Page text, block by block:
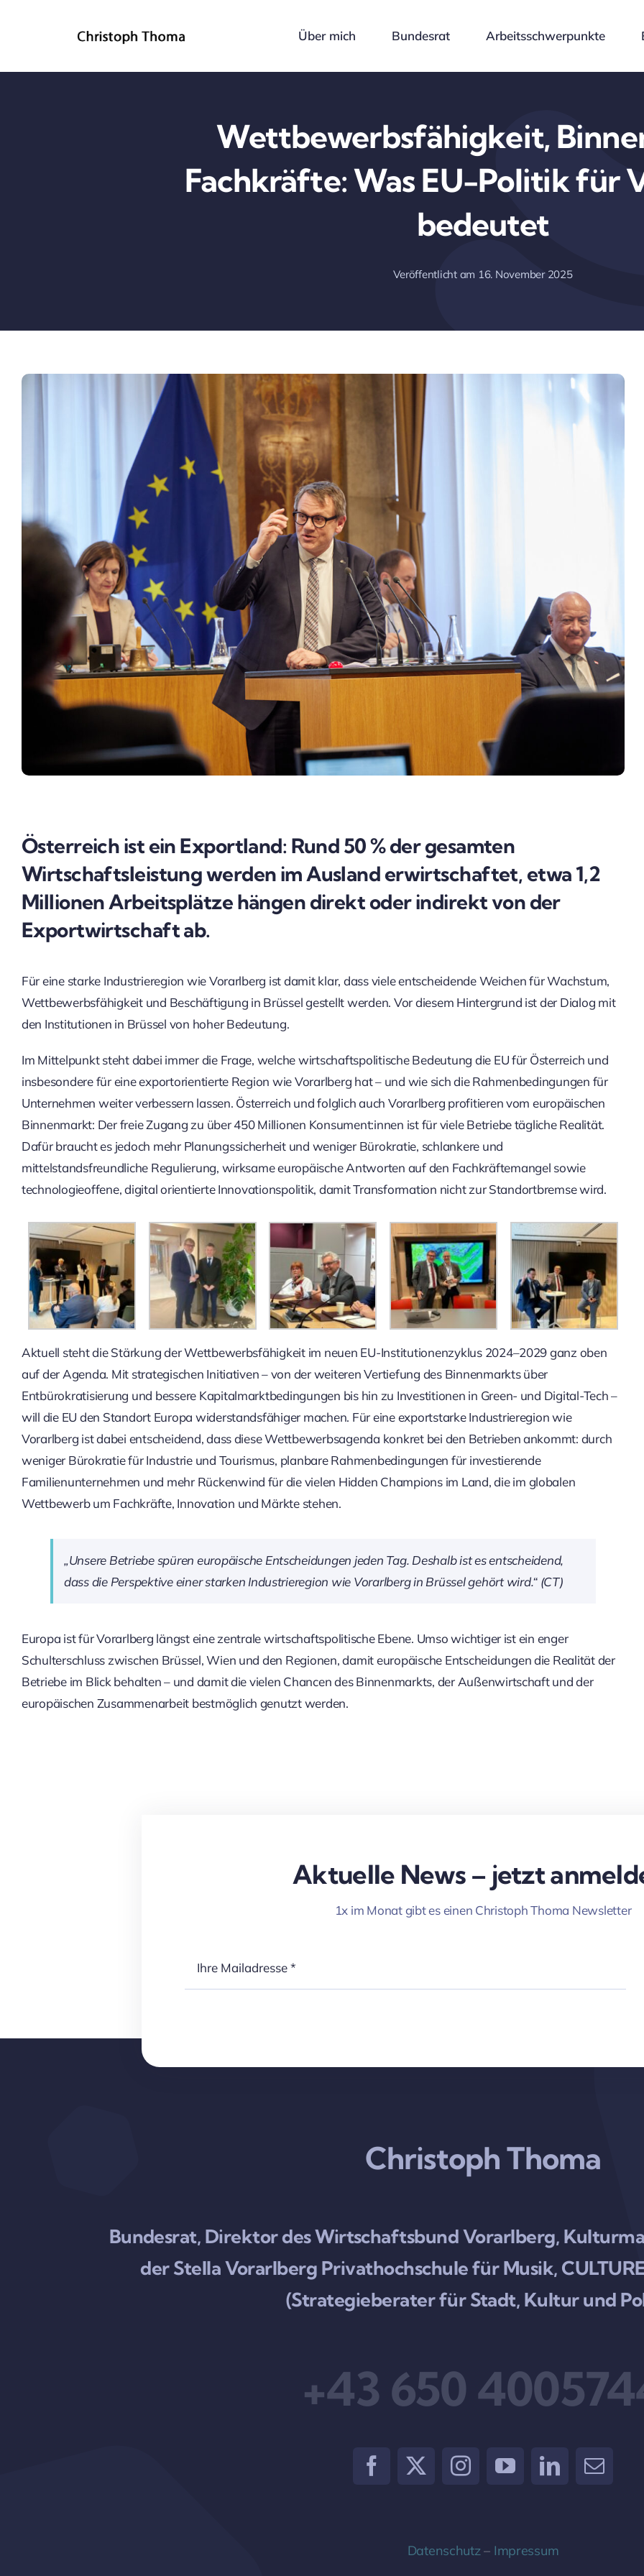
Über mich Bundesrat Arbeitsschwerpunkte
Wettbewerbsfähigkeit,
Fachkräfte: Was EU-Politik für
bedeutet
Veröffentlicht am 16. November 2025
Österreich ist ein Exportland: Rund 50 % der gesamten
Wirtschaftsleistung werden im Ausland erwirtschaftet, etwa 1,2
Millionen Arbeitsplätze hängen direkt oder indirekt von der
Exportwirtschaft ab.
Für eine starke Industrieregion wie Vorarlberg ist damit klar, dass viele entscheidende Weichen für Wachstum,
Wettbewerbsfähigkeit und Beschäftigung in Brüssel gestellt werden. Vor diesem Hintergrund ist der Dialog mit
den Institutionen in Brüssel von hoher Bedeutung.
Im Mittelpunkt steht dabei immer die Frage, welche wirtschaftspolitische Bedeutung die EU für Österreich und
insbesondere für eine exportorientierte Region wie Vorarlberg hat – und wie sich die Rahmenbedingungen für
Unternehmen weiter verbessern lassen. Österreich und folglich auch Vorarlberg profitieren vom europäischen
Binnenmarkt: Der freie Zugang zu über 450 Millionen Konsument:innen ist für viele Betriebe tägliche Realität.
Dafür braucht es jedoch mehr Planungssicherheit und weniger Bürokratie, schlankere und
mittelstandsfreundliche Regulierung, wirksame europäische Antworten auf den Fachkräftemangel sowie
technologieoffene, digital orientierte Innovationspolitik, damit Transformation nicht zur Standortbremse wird.
Aktuell steht die Stärkung der Wettbewerbsfähigkeit im neuen EU-Institutionenzyklus 2024–2029 ganz oben
auf der Agenda. Mit strategischen Initiativen – von der weiteren Vertiefung des Binnenmarkts über
Entbürokratisierung und bessere Kapitalmarktbedingungen bis hin zu Investitionen in Green- und Digital-Tech –
will die EU den Standort Europa widerstandsfähiger machen. Für eine exportstarke Industrieregion wie
Vorarlberg ist dabei entscheidend, dass diese Wettbewerbsagenda konkret bei den Betrieben ankommt: durch
weniger Bürokratie für Industrie und Tourismus, planbare Rahmenbedingungen für investierende
Familienunternehmen und mehr Rückenwind für die vielen Hidden Champions im Land, die im globalen
Wettbewerb um Fachkräfte, Innovation und Märkte stehen.
„Unsere Betriebe spüren europäische Entscheidungen jeden Tag. Deshalb ist es entscheidend,
dass die Perspektive einer starken Industrieregion wie Vorarlberg in Brüssel gehört wird.“ (CT)
Europa ist für Vorarlberg längst eine zentrale wirtschaftspolitische Ebene. Umso wichtiger ist ein enger
Schulterschluss zwischen Brüssel, Wien und den Regionen, damit europäische Entscheidungen die Realität der
Betriebe im Blick behalten – und damit die vielen Chancen des Binnenmarkts, der Außenwirtschaft und der
europäischen Zusammenarbeit bestmöglich genutzt werden.
Aktuelle News – jetzt
1x im Monat gibt es einen Christoph Thoma Newsletter
Christoph Thoma
Bundesrat, Direktor des Wirtschaftsbund Vorarlberg,
der Stella Vorarlberg Privathochschule für Musik,
(Strategieberater für Stadt, Kultur und
+43 650
Datenschutz– Impressum